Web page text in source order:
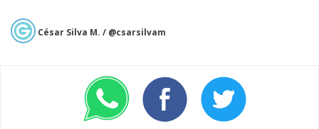
César Silva M. / @csarsilvam